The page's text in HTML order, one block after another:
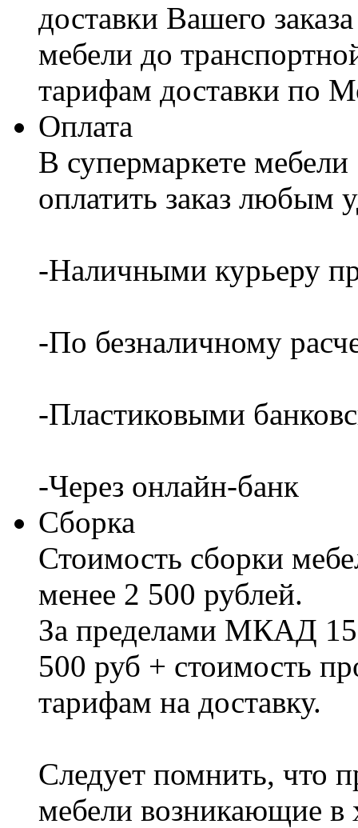
доставки Вашего
мебели до
тарифам доставки по
Оплата
В супермаркете
оплатить заказ любым
-Наличными курьеру
-По безналичному
-Пластиковыми
-Через онлайн-банк
Сборка
Стоимость сборки
менее 2 500 рублей.
За пределами МКАД
500 руб + стоимость
тарифам на доставку.
Следует помнить, что
мебели возникающие в